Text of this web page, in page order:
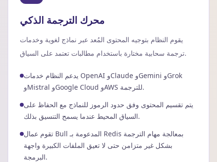
محرك الترجمة الذكي
يقوم النظام بتوجيه المحتوى المُعد عبر نماذج لغوية وخدمات
ترجمة سحابية مختارة باستخدام مطالبات تعتمد على السياق.
يدعم النظام خدمات OpenAI وClaude وGemini وGrok
وMistral وGoogle Cloud وAWS للترجمة.
يتم تقسيم المحتوى وفق حدود الرموز للنماذج مع الحفاظ على
السياق المحيط عندما يسمح التنسيق بذلك.
تقوم عمال Bull المدعومة بـ Redis بمعالجة مهام الترجمة
بشكل غير متزامن حتى لا تعيق الملفات الكبيرة واجهة
البرمجة.